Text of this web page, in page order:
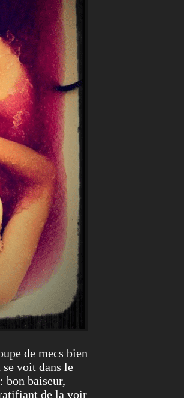
de mecs bien
voit dans le
bon baiseur,
de la voir